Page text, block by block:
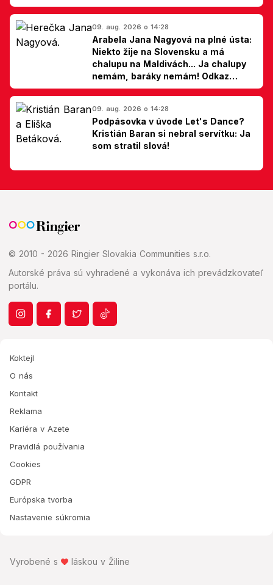
Ellis-Bextor (foto)
09. aug. 2026 o 14:28
Arabela Jana Nagyová na plné ústa:
Niekto žije na Slovensku a má
chalupu na Maldivách... Ja chalupy
nemám, baráky nemám! Odkaz
Slovákom
09. aug. 2026 o 14:28
Podpásovka v úvode Let's Dance?
Kristián Baran si nebral servítku: Ja
som stratil slová!
© 2010 - 2026 Ringier Slovakia Communities s.r.o.
Autorské práva sú vyhradené a vykonáva ich prevádzkovateľ
portálu.
Koktejl
O nás
Kontakt
Reklama
Kariéra v Azete
Pravidlá používania
Cookies
GDPR
Európska tvorba
Nastavenie súkromia
Vyrobené s láskou v Žiline